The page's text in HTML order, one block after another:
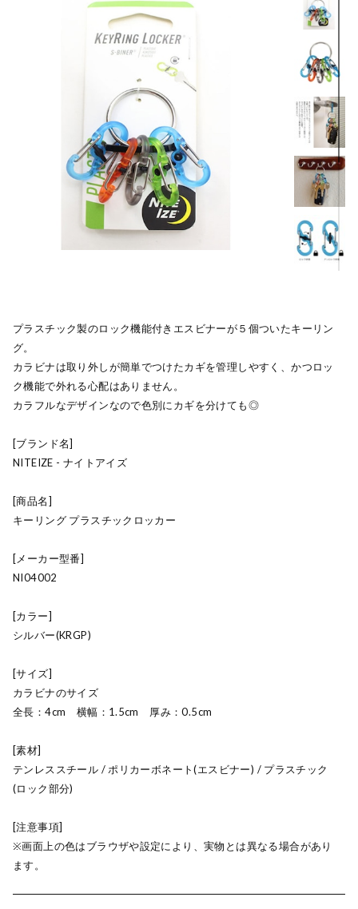
プラスチック製のロック機能付きエスビナーが５個ついたキーリン
グ。
カラビナは取り外しが簡単でつけたカギを管理しやすく、かつロッ
ク機能で外れる心配はありません。
カラフルなデザインなので色別にカギを分けても◎
[ブランド名]
NITEIZE - ナイトアイズ
[商品名]
キーリング プラスチックロッカー
[メーカー型番]
NI04002
[カラー]
シルバー(KRGP)
[サイズ]
カラビナのサイズ
全長：4cm 横幅：1.5cm 厚み：0.5cm
[素材]
テンレススチール / ポリカーボネート(エスビナー) / プラスチック
(ロック部分)
[注意事項]
※画面上の色はブラウザや設定により、実物とは異なる場合があり
ます。